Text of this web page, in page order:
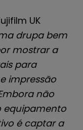
UK
drupa bem
mostrar a
para
impressão
não
equipamento
é captar a